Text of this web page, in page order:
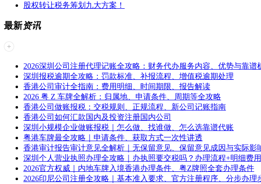
股权转让税务筹划九大方案！
最新资讯
2026深圳公司注册代理记账全攻略：财务代办服务内容、优势与靠谱
深圳报税逾期全攻略：罚款标准、补报流程、增值税逾期处理
香港公司审计全指南：费用明细、时间期限、报告解读
2026 粤 Z 车牌全解析：归属地、申请条件、周期等全攻略
香港公司做账报税：交税规则、正规流程、新公司记账指南
香港公司如何汇款国内及投资注册国内公司
深圳小规模企业做账报税｜怎么做、找谁做、怎么选靠谱代账
粤港车牌最全攻略｜申请条件、获取方式一次性讲透
香港审计报告审计意见全解析｜无保留意见、保留意见成因与实际影
深圳个人营业执照办理全攻略｜办执照要交税吗？办理流程+明细费
2026官方权威｜内地车牌入境香港办理条件、粤Z牌照全套办理条件
2026印尼公司注册全攻略｜基本准入要求、官方注册程序、分步办理